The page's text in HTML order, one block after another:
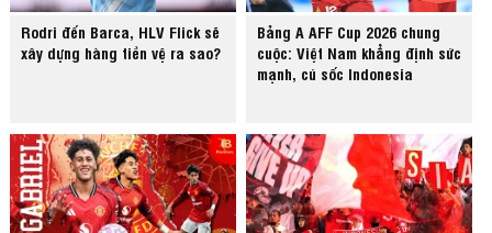
Rodri đến Barca, HLV Flick sẽ
xây dựng hàng tiền vệ ra sao?
Bảng A AFF Cup 2026 chung
cuộc: Việt Nam khẳng định sức
mạnh, cú sốc Indonesia